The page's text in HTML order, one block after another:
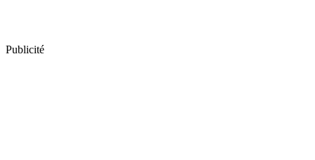
Publicité